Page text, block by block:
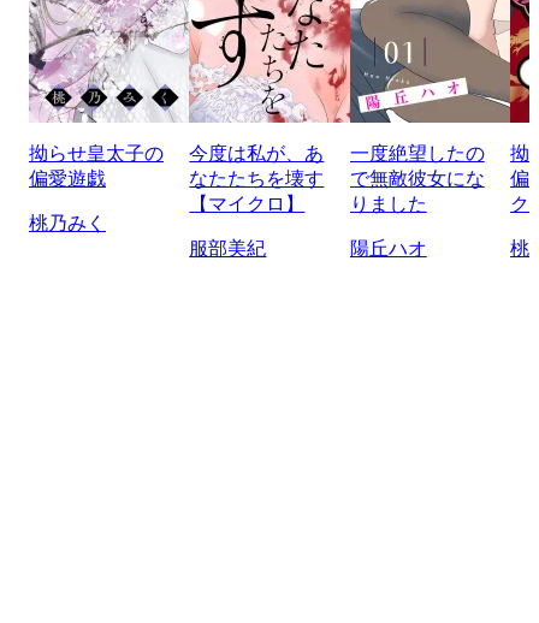
拗らせ皇太子の
偏愛遊戯
桃乃みく
今度は私が、あ
なたたちを壊す
【マイクロ】
服部美紀
一度絶望したの
で無敵彼女にな
りました
陽丘ハオ
拗
偏
ク
桃